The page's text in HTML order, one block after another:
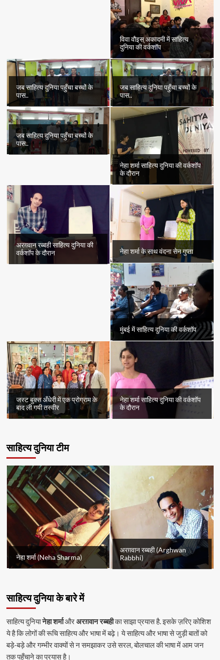
विवा वौइस् अकादमी में साहित्य
दुनिया की वर्कशॉप
जब साहित्य दुनिया पहुँचा बच्चों के
पास..
जब साहित्य दुनिया पहुँचा बच्चों के
पास..
जब साहित्य दुनिया पहुँचा बच्चों के
पास..
नेहा शर्मा साहित्य दुनिया की वर्कशॉप
के दौरान
अरग़वान रब्बही साहित्य दुनिया की
वर्कशॉप के दौरान
नेहा शर्मा के साथ वंदना सेन गुप्ता
मुंबई में साहित्य दुनिया की वर्कशॉप
जस्ट बुक्स अँधेरी में एक प्रोग्राम के
बाद ली गयी तस्वीर
नेहा शर्मा साहित्य दुनिया की वर्कशॉप
के दौरान
साहित्य दुनिया टीम
नेहा शर्मा (Neha Sharma)
अरग़वान रब्बही (Arghwan
Rabbhi)
साहित्य दुनिया के बारे में
साहित्य दुनियानेहा शर्माऔरअरग़वान रब्बहीका साझा प्रयास है. इसके ज़रिए कोशिश
ये है कि लोगों की रूचि साहित्य और भाषा में बढ़े। ये साहित्य और भाषा से जुड़ी बातों को
बड़े-बड़े और गम्भीर वाक्यों से न समझाकर उसे सरल, बोलचाल की भाषा में आम जन
तक पहुँचाने का प्रयास है।